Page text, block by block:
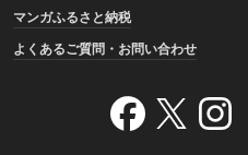
マンガふるさと納税
よくあるご質問・お問い合わせ